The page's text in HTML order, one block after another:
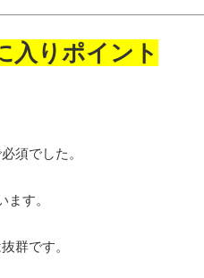
入りポイント
須でした。
す。
群です。